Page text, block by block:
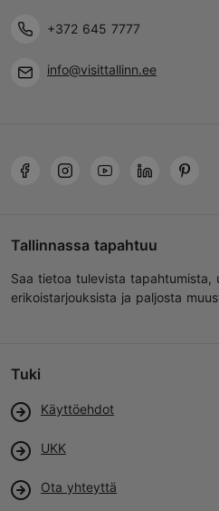
+372 645 7777
info@visittallinn.ee
Tallinnassa tapahtuu
Saa tietoa tulevista tapahtumista,
erikoistarjouksista ja paljosta
Tuki
Käyttöehdot
UKK
Ota yhteyttä